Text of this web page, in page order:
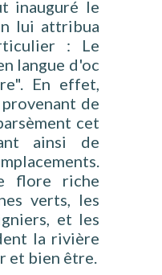
inauguré le
lui attribua
: Le
langue d'oc
En effet,
de
cet
ainsi de
flore riche
verts, les
et les
la rivière
et bien être.